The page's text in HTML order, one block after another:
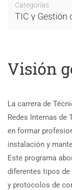
Categorías
TIC y Gestión
Visión
La carrera de
Redes Internas de
en formar
instalación y
Este programa
diferentes tipos
y protocolos de